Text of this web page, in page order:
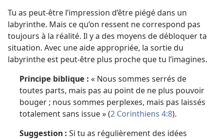
Tu as peut-être l’impression d’être piégé dans un
labyrinthe. Mais ce qu’on ressent ne correspond pas
toujours à la réalité. Il y a des moyens de débloquer ta
situation. Avec une aide appropriée, la sortie du
labyrinthe est peut-être plus proche que tu l’imagines.
Principe biblique : « Nous sommes serrés de
toutes parts, mais pas au point de ne plus pouvoir
bouger ; nous sommes perplexes, mais pas laissés
totalement sans issue » (2 Corinthiens 4:8).
Suggestion : Si tu as régulièrement des idées